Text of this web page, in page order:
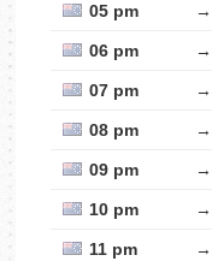
05 pm →
06 pm →
07 pm →
08 pm →
09 pm →
10 pm →
11 pm →